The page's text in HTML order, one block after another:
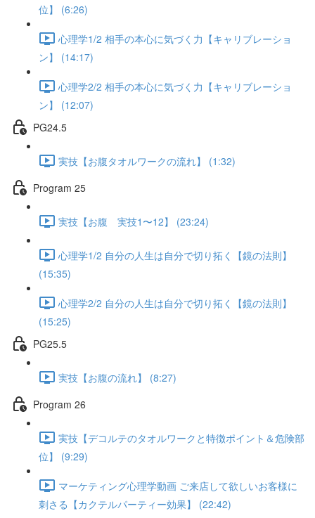
位】 (6:26)
心理学1/2 相手の本心に気づく力【キャリブレーショ
ン】 (14:17)
心理学2/2 相手の本心に気づく力【キャリブレーショ
ン】 (12:07)
PG24.5
実技【お腹タオルワークの流れ】 (1:32)
Program 25
実技【お腹 実技1〜12】 (23:24)
心理学1/2 自分の人生は自分で切り拓く【鏡の法則】
(15:35)
心理学2/2 自分の人生は自分で切り拓く【鏡の法則】
(15:25)
PG25.5
実技【お腹の流れ】 (8:27)
Program 26
実技【デコルテのタオルワークと特徴ポイント＆危険部
位】 (9:29)
マーケティング心理学動画 ご来店して欲しいお客様に
刺さる【カクテルパーティー効果】 (22:42)